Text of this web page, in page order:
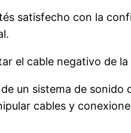
satisfecho con la
el cable negativo de
un sistema de
cables y